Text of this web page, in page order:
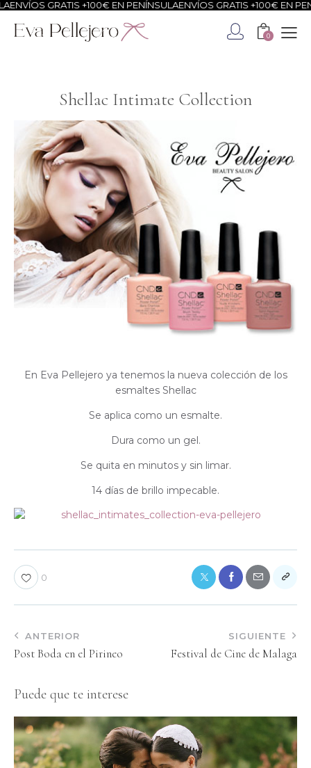
GRATIS +100€ EN PENÍNSULAENVÍOS GRATIS +100€ EN
0
Shellac Intimate Collection
En Eva Pellejero ya tenemos la nueva colección de los
esmaltes Shellac
Se aplica como un esmalte.
Dura como un gel.
Se quita en minutos y sin limar.
14 días de brillo impecable.
0
ANTERIOR
Post Boda en el Pirineo
SIGUIENTE
Festival de Cine de Malaga
Puede que te interese